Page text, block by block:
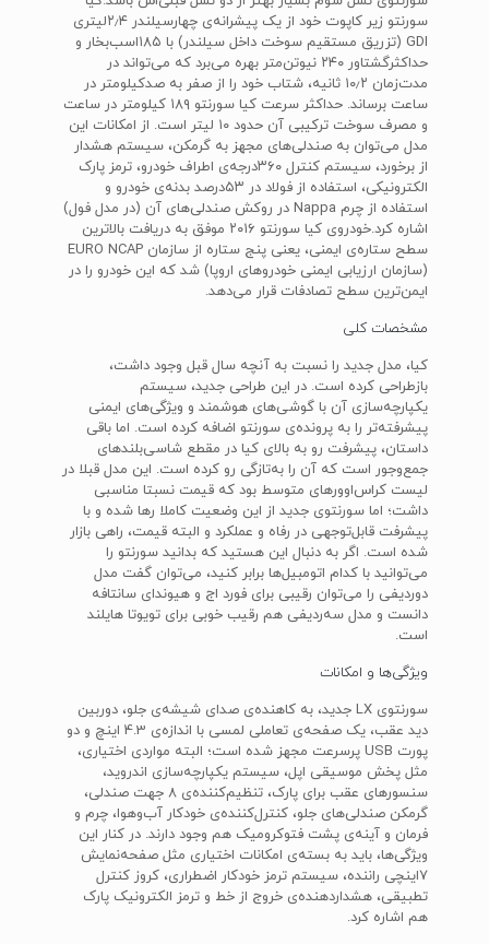
سورنتو زیر کاپوت خود از یک پیشرانه‌ی چهارسیلندر ۲٫۴لیتری‌
GDI‌ (تزریق مستقیم سوخت داخل سیلندر) با ۱۸۵اسب‌بخار و
حداکثرگشتاور ۲۴۰ نیوتن‌متر بهره‌ می‌برد که می‌تواند در
مدت‌زمان ۱۰٫۲ ثانیه، شتاب خود را از صفر به صدکیلومتر در
ساعت برساند. حداکثر سرعت کیا سورنتو ۱۸۹ کیلومتر در ساعت
و مصرف سوخت ترکیبی آن حدود ۱۰ لیتر است. از امکانات این
مدل می‌توان به صندلی‌های مجهز به گرمکن، سیستم هشدار
از برخورد، سیستم کنترل ۳۶۰درجه‌ی اطراف خودرو، ترمز پارک
الکترونیکی، استفاده از فولاد در ۵۳درصد بدنه‌ی خودرو و
استفاده از چرم‌ Nappa‌ در روکش صندلی‌های آن (در مدل فول)
اشاره کرد.خودروی کیا سورنتو ۲۰۱۶ موفق به دریافت بالاترین
سطح ستاره‌ی ایمنی، یعنی پنج ‌ستاره از سازمان‌ EURO NCAP
‌(سازمان ارزیابی ایمنی خودروهای اروپا) شد که این خودرو را در
ایمن‌ترین سطح تصادفات قرار می‌دهد.
مشخصات کلی
کیا، مدل جدید را نسبت به آنچه سال قبل وجود داشت،
بازطراحی کرده است. در این طراحی جدید، سیستم
یکپارچه‌سازی آن با گوشی‌‌های هوشمند و ویژگی‌های ایمنی
پیشرفته‌تر را به پرونده‌ی سورنتو اضافه کرده است. اما باقی
داستان، پیشرفت رو به بالای کیا در مقطع شاسی‌بلندهای
جمع‌و‌جور است که آن را به‌تازگی رو کرده است. این مدل قبلا در
لیست کراس‌اوور‌های متوسط بود که قیمت نسبتا مناسبی
داشت؛ اما سورنتوی جدید از این وضعیت کاملا رها شده و با
پیشرفت قابل‌توجهی در رفاه و عملکرد و البته قیمت، راهی بازار
شده است. اگر به دنبال این هستید که بدانید سورنتو را
می‌توانید با کدام اتومبیل‌ها برابر کنید، می‌توان گفت مدل
دوردیفی را می‌توان رقیبی برای فورد اج و هیوندای سانتافه
دانست و مدل سه‌ردیفی هم رقیب خوبی برای تویوتا هایلند
است.
ویژگی‌ها و امکانات
سورنتوی LX جدید، به کاهنده‌ی صدای شیشه‌ی جلو، دوربین
دید عقب، یک صفحه‌ی تعاملی لمسی با اندازه‌ی 4.3 اینچ و دو
پورت USB پرسرعت مجهز شده است؛ البته مواردی اختیاری،
مثل پخش موسیقی اپل، سیستم یکپارچه‌سازی اندروید،
سنسور‌های عقب برای پارک، تنظیم‌کننده‌ی 8 جهت صندلی،
گرمکن صندلی‌های جلو، کنترل‌کننده‌ی خودکار آب‌و‌هوا، چرم و
فرمان و آینه‌ی پشت فتوکرومیک هم وجود دارند. در کنار این
ویژگی‌ها، باید به بسته‌ی امکانات اختیاری مثل صفحه‌نمایش
7اینچی راننده، سیستم ترمز خودکار اضطراری، کروز کنترل
تطبیقی، هشداردهنده‌ی خروج از خط و ترمز الکترونیک پارک
هم اشاره کرد.